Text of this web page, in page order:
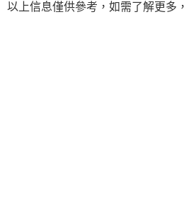
以上信息僅供參考，如需了解更多